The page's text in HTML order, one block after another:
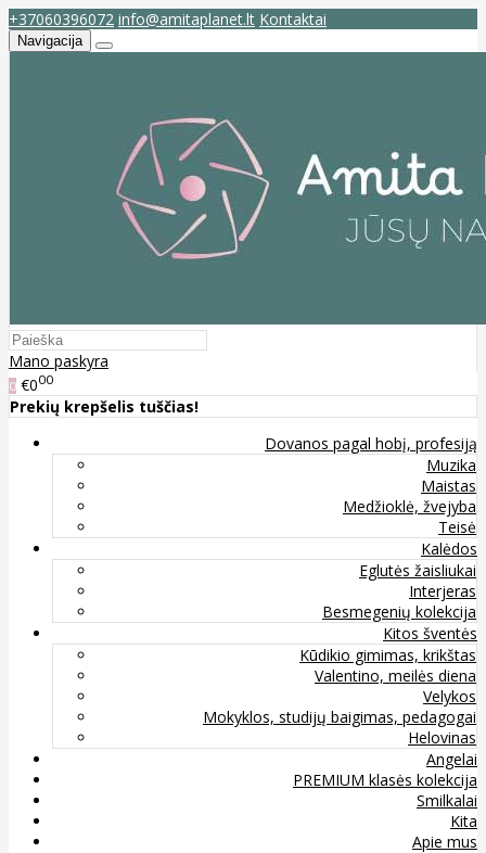
+37060396072 info@amitaplanet.lt Kontaktai
Navigacija
Mano paskyra
0 €000
Prekių krepšelis tuščias!
Dovanos pagal hobį, profesiją
Muzika
Maistas
Medžioklė, žvejyba
Teisė
Kalėdos
Eglutės žaisliukai
Interjeras
Besmegenių kolekcija
Kitos šventės
Kūdikio gimimas, krikštas
Valentino, meilės diena
Velykos
Mokyklos, studijų baigimas, pedagogai
Helovinas
Angelai
PREMIUM klasės kolekcija
Smilkalai
Kita
Apie mus